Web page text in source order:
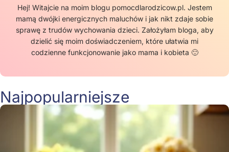
Hej! Witajcie na moim blogu pomocdlarodzicow.pl. Jestem
mamą dwójki energicznych maluchów i jak nikt zdaje sobie
sprawę z trudów wychowania dzieci. Założyłam bloga, aby
dzielić się moim doświadczeniem, które ułatwia mi
codzienne funkcjonowanie jako mama i kobieta 🙂
Najpopularniejsze